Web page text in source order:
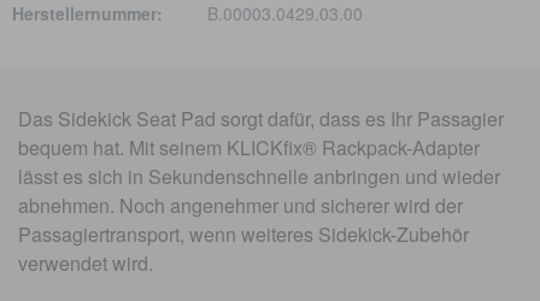
Herstellernummer:
B.00003.0429.03.00
Das Sidekick Seat Pad sorgt dafür, dass es Ihr Passagier
bequem hat. Mit seinem KLICKfix® Rackpack-Adapter
lässt es sich in Sekundenschnelle anbringen und wieder
abnehmen. Noch angenehmer und sicherer wird der
Passagiertransport, wenn weiteres Sidekick-Zubehör
verwendet wird.